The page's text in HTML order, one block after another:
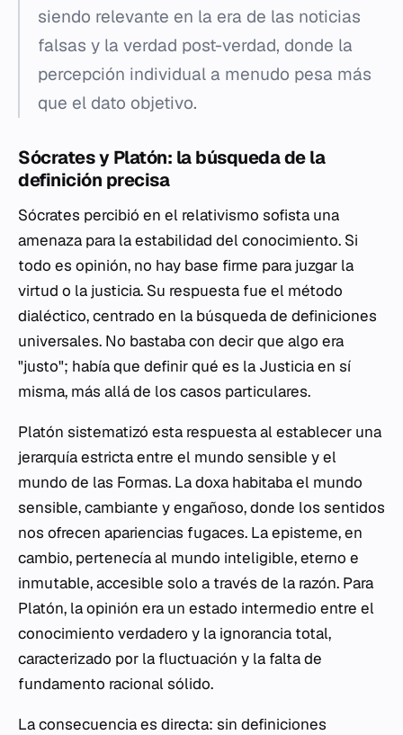
siendo relevante en la era de las noticias
falsas y la verdad post-verdad, donde la
percepción individual a menudo pesa más
que el dato objetivo.
Sócrates y Platón: la búsqueda de la
definición precisa
Sócrates percibió en el relativismo sofista una
amenaza para la estabilidad del conocimiento. Si
todo es opinión, no hay base firme para juzgar la
virtud o la justicia. Su respuesta fue el método
dialéctico, centrado en la búsqueda de definiciones
universales. No bastaba con decir que algo era
"justo"; había que definir qué es la Justicia en sí
misma, más allá de los casos particulares.
Platón sistematizó esta respuesta al establecer una
jerarquía estricta entre el mundo sensible y el
mundo de las Formas. Ladoxa habitaba el mundo
sensible, cambiante y engañoso, donde los sentidos
nos ofrecen apariencias fugaces. Laepisteme, en
cambio, pertenecía al mundo inteligible, eterno e
inmutable, accesible solo a través de la razón. Para
Platón, la opinión era un estado intermedio entre el
conocimiento verdadero y la ignorancia total,
caracterizado por la fluctuación y la falta de
fundamento racional sólido.
La consecuencia es directa: sin definiciones